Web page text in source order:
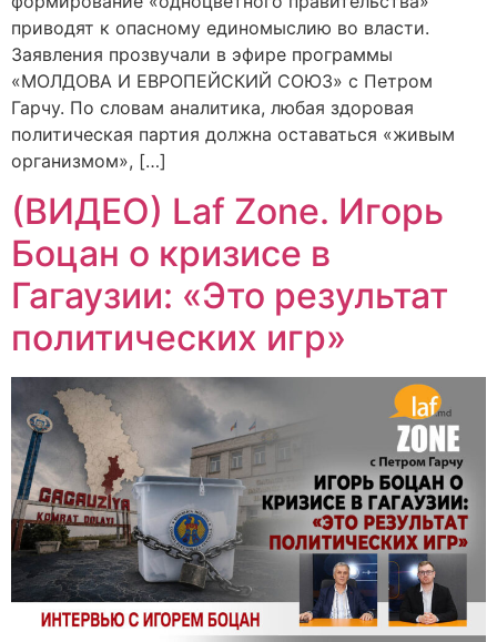
приводят к опасному единомыслию во власти.
Заявления прозвучали в эфире программы
«МОЛДОВА И ЕВРОПЕЙСКИЙ СОЮЗ» с Петром
Гарчу. По словам аналитика, любая здоровая
политическая партия должна оставаться «живым
организмом», […]
(ВИДЕО) Laf Zone. Игорь
Боцан о кризисе в
Гагаузии: «Это результат
политических игр»